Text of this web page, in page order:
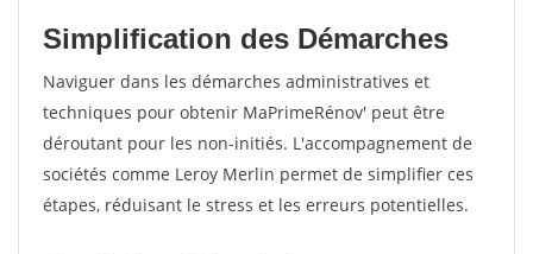
Simplification des Démarches
Naviguer dans les démarches administratives et
techniques pour obtenir MaPrimeRénov' peut être
déroutant pour les non-initiés. L'accompagnement de
sociétés comme Leroy Merlin permet de simplifier ces
étapes, réduisant le stress et les erreurs potentielles.